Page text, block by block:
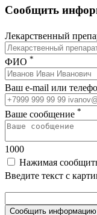
Сообщить
Лекарственный
ФИО *
Ваш e-mail или
Ваше сообщение *
1000
Нажимая
Введите текст с
Сообщить информацию